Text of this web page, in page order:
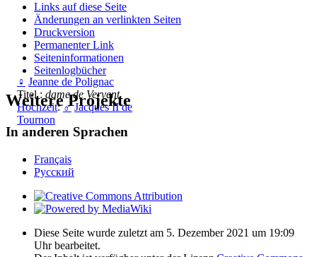
♀ Jeanne de Polignac
Titel : dame de Vervent
Hochzeit:♂ Jacques II de
Tournon
Links auf diese Seite
Änderungen an verlinkten Seiten
Druckversion
Permanenter Link
Seiten­­informationen
Seitenlogbücher
Weitere Projekte
In anderen Sprachen
Français
Русский
Diese Seite wurde zuletzt am 5. Dezember 2021 um 19:09
Uhr bearbeitet.